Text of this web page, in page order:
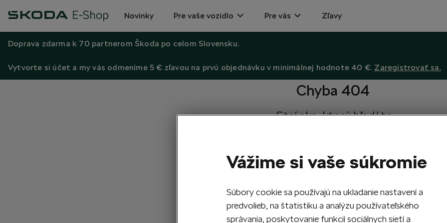
Novinky Pre vaše vozidlo Pre vás Zľavy
Doprava zdarma k 70 partnerom Škoda po celom Slovensku.
Vytvorte si účet a my vás odmeníme 5 € zľavou na prvú objednávku v minimálnej hodnote 40 €. Zaregistrovať sa.
Chyba 404
Stránka, ktorú hľadáte,
Vážime si vaše súkromie
Súbory cookie sa používajú na ukladanie nastavení a
predvolieb, na štatistiku a analýzu používateľského
správania, poskytovanie funkcií sociálnych sietí a